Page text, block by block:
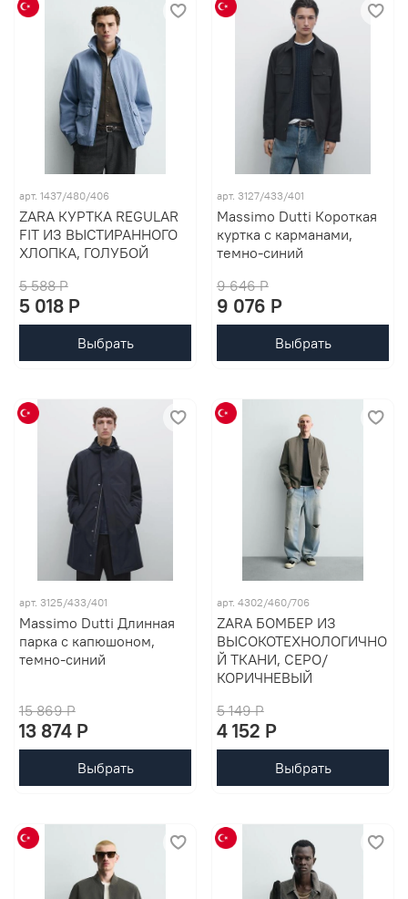
арт. 1437/480/406
ZARA КУРТКА REGULAR
FIT ИЗ ВЫСТИРАННОГО
ХЛОПКА, ГОЛУБОЙ
5 588 P
5 018 P
Выбрать
арт. 3127/433/401
Massimo Dutti Короткая
куртка с карманами,
темно-синий
9 646 P
9 076 P
Выбрать
арт. 3125/433/401
Massimo Dutti Длинная
парка с капюшоном,
темно-синий
15 869 P
13 874 P
Выбрать
арт. 4302/460/706
ZARA БОМБЕР ИЗ
ВЫСОКОТЕХНОЛОГИЧНО
Й ТКАНИ, СЕРО/
КОРИЧНЕВЫЙ
5 149 P
4 152 P
Выбрать